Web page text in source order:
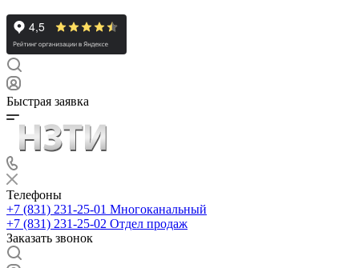
Быстрая заявка
Телефоны
+7 (831) 231-25-01 Многоканальный
+7 (831) 231-25-02 Отдел продаж
Заказать звонок